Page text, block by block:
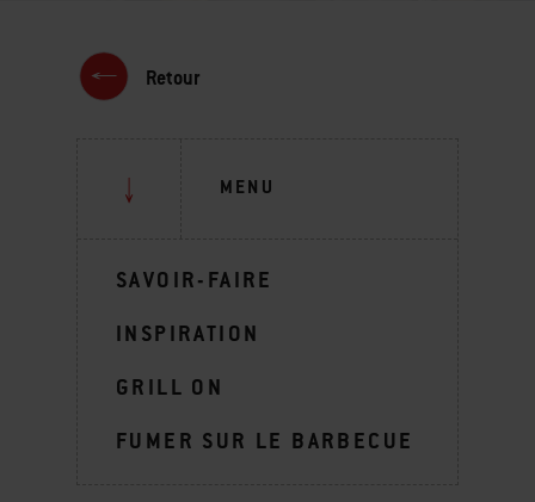
Retour
MENU
SAVOIR-FAIRE
INSPIRATION
GRILL ON
FUMER SUR LE BARBECUE